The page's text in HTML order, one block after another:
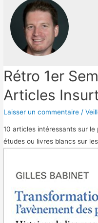
Rétro 1er
Articles
Laisser un commentaire /
10 articles intéressants sur
études ou livres blancs sur